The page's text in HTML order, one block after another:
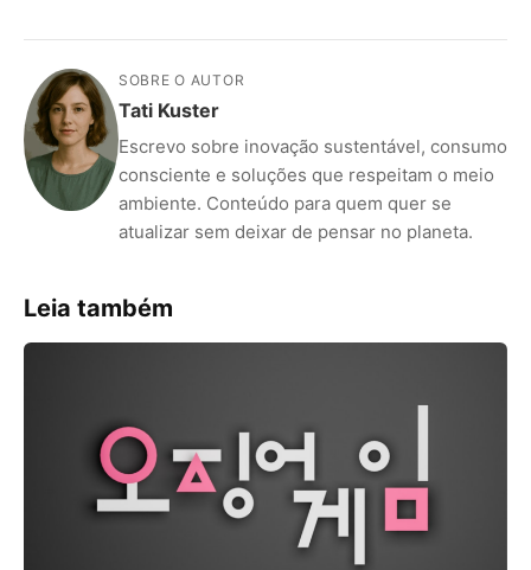
SOBRE O AUTOR
Tati Kuster
Escrevo sobre inovação sustentável, consumo
consciente e soluções que respeitam o meio
ambiente. Conteúdo para quem quer se
atualizar sem deixar de pensar no planeta.
Leia também